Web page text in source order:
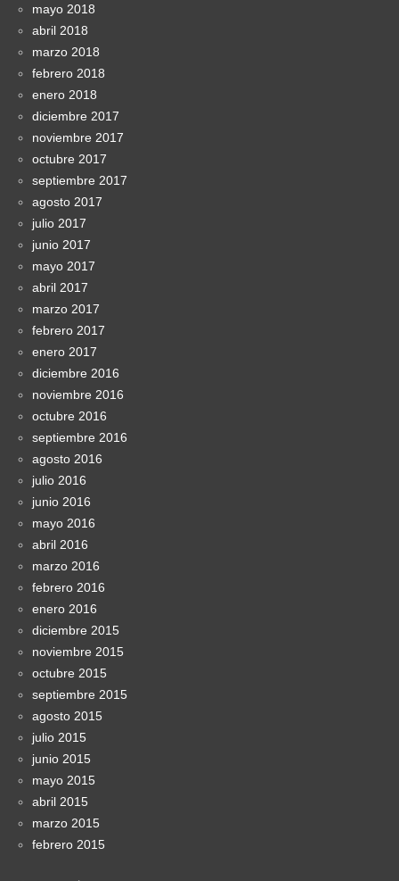
mayo 2018
abril 2018
marzo 2018
febrero 2018
enero 2018
diciembre 2017
noviembre 2017
octubre 2017
septiembre 2017
agosto 2017
julio 2017
junio 2017
mayo 2017
abril 2017
marzo 2017
febrero 2017
enero 2017
diciembre 2016
noviembre 2016
octubre 2016
septiembre 2016
agosto 2016
julio 2016
junio 2016
mayo 2016
abril 2016
marzo 2016
febrero 2016
enero 2016
diciembre 2015
noviembre 2015
octubre 2015
septiembre 2015
agosto 2015
julio 2015
junio 2015
mayo 2015
abril 2015
marzo 2015
febrero 2015